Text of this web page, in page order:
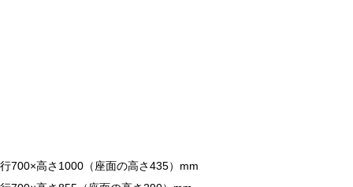
700×高さ1000（座面の高さ435）mm